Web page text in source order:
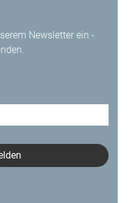
Newsletter ein -